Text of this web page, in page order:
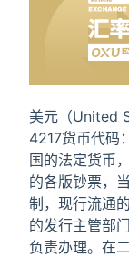
美元（United
4217货币代码
国的法定货币
的各版钞票，
制，现行流通
的发行主管部
负责办理。在